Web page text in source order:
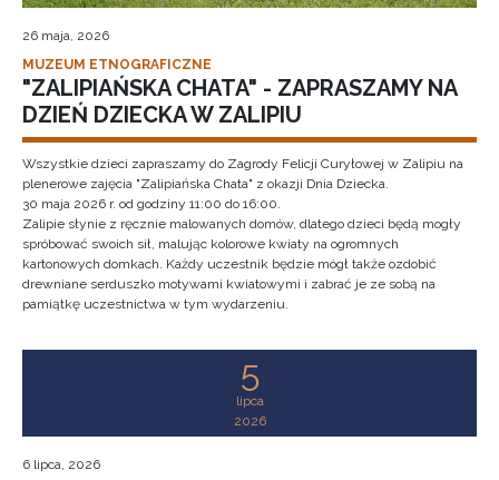
26 maja, 2026
MUZEUM ETNOGRAFICZNE
"ZALIPIAŃSKA CHATA" - ZAPRASZAMY NA
DZIEŃ DZIECKA W ZALIPIU
Wszystkie dzieci zapraszamy do Zagrody Felicji Curyłowej w Zalipiu na
plenerowe zajęcia "Zalipiańska Chata" z okazji Dnia Dziecka.
30 maja 2026 r. od godziny 11:00 do 16:00.
Zalipie słynie z ręcznie malowanych domów, dlatego dzieci będą mogły
spróbować swoich sił, malując kolorowe kwiaty na ogromnych
kartonowych domkach. Każdy uczestnik będzie mógł także ozdobić
drewniane serduszko motywami kwiatowymi i zabrać je ze sobą na
pamiątkę uczestnictwa w tym wydarzeniu.
5
lipca
2026
6 lipca, 2026